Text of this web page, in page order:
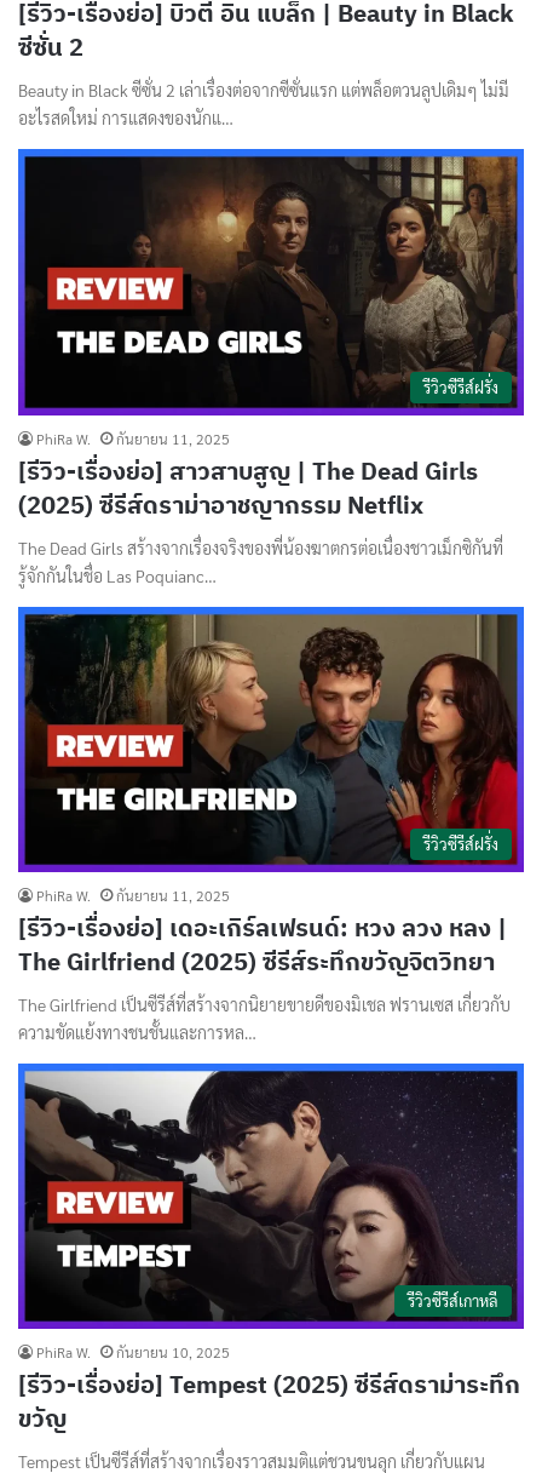
[รีวิว-เรื่องย่อ] บิวตี้ อิน แบล็ก | Beauty in Black
ซีซั่น 2
Beauty in Black ซีซั่น 2 เล่าเรื่องต่อจากซีซั่นแรก แต่พล็อตวนลูปเดิมๆ ไม่มี
อะไรสดใหม่ การแสดงของนักแ…
รีวิวซีรีส์ฝรั่ง
PhiRa W. กันยายน 11, 2025
[รีวิว-เรื่องย่อ] สาวสาบสูญ | The Dead Girls
(2025) ซีรีส์ดราม่าอาชญากรรม Netflix
The Dead Girls สร้างจากเรื่องจริงของพี่น้องฆาตกรต่อเนื่องชาวเม็กซิกันที่
รู้จักกันในชื่อ Las Poquianc…
รีวิวซีรีส์ฝรั่ง
PhiRa W. กันยายน 11, 2025
[รีวิว-เรื่องย่อ] เดอะเกิร์ลเฟรนด์: หวง ลวง หลง |
The Girlfriend (2025) ซีรีส์ระทึกขวัญจิตวิทยา
The Girlfriend เป็นซีรีส์ที่สร้างจากนิยายขายดีของมิเชล ฟรานเซส เกี่ยวกับ
ความขัดแย้งทางชนชั้นและการหล…
รีวิวซีรีส์เกาหลี
PhiRa W. กันยายน 10, 2025
[รีวิว-เรื่องย่อ] Tempest (2025) ซีรีส์ดราม่าระทึก
ขวัญ
Tempest เป็นซีรีส์ที่สร้างจากเรื่องราวสมมติแต่ชวนขนลุก เกี่ยวกับแผน